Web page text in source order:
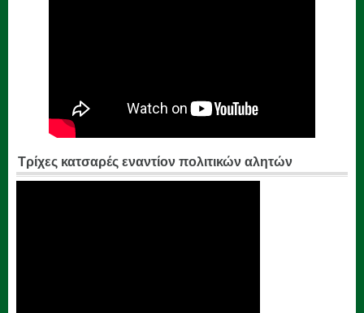
Τρίχες κατσαρές εναντίον πολιτικών αλητών